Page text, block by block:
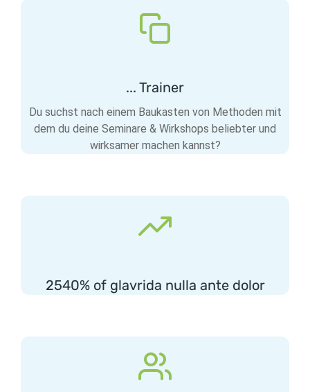
... Trainer
Du suchst nach einem Baukasten von Methoden mit
dem du deine Seminare & Wirkshops beliebter und
wirksamer machen kannst?
2540% of glavrida nulla ante dolor